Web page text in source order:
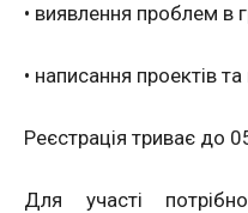
• виявлення проблем в
• написання проектів
Реєстрація триває до
Для участі